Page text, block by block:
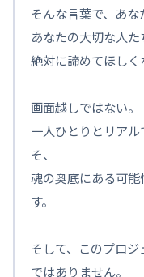
そんな言葉で、あな
あなたの大切な人
絶対に諦めてほしく
画面越しではない。
一人ひとりとリア
そ、
魂の奥底にある可
す。
そして、このプロ
ではありません。